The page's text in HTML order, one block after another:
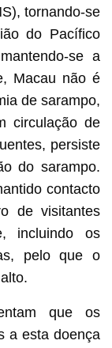
tornando-se
do Pacífico
se a
Macau não é
de sarampo,
circulação de
persiste
do sarampo.
contacto
de visitantes
incluindo os
pelo que o
que os
a esta doença